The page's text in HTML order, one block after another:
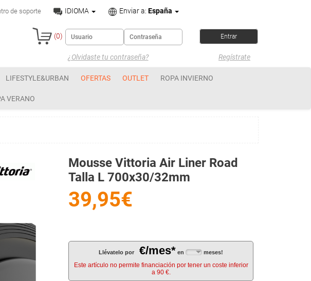
de soporte IDIOMA Enviar a: España
(0)
¿Olvidaste tu contraseña? Regístrate
LIFESTYLE&URBAN OFERTAS OUTLET ROPA INVIERNO
VERANO
Mousse Vittoria Air Liner Road
Talla L 700x30/32mm
39,95€
Llévatelo por €/mes* en meses!
Este artículo no permite financiación por tener un coste inferior
a 90 €.